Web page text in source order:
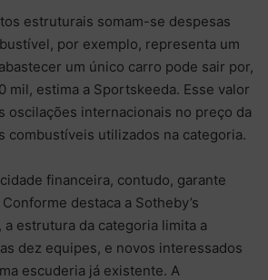
estruturais somam-se despesas
por exemplo, representa um
um único carro pode sair por,
mil, estima a Sportskeeda. Esse valor
oscilações internacionais no preço da
combustíveis utilizados na categoria.
financeira, contudo, garante
destaca a Sotheby’s
a estrutura da categoria limita a
dez equipes, e novos interessados
escuderia já existente. A